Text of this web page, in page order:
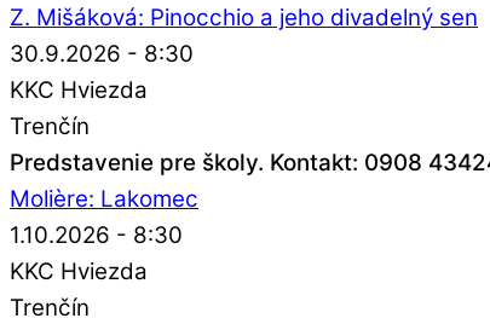
Z. Mišáková: Pinocchio a jeho divadelný sen
30.9.2026 - 8:30
KKC Hviezda
Trenčín
Predstavenie pre školy. Kontakt: 0908
Molière: Lakomec
1.10.2026 - 8:30
KKC Hviezda
Trenčín